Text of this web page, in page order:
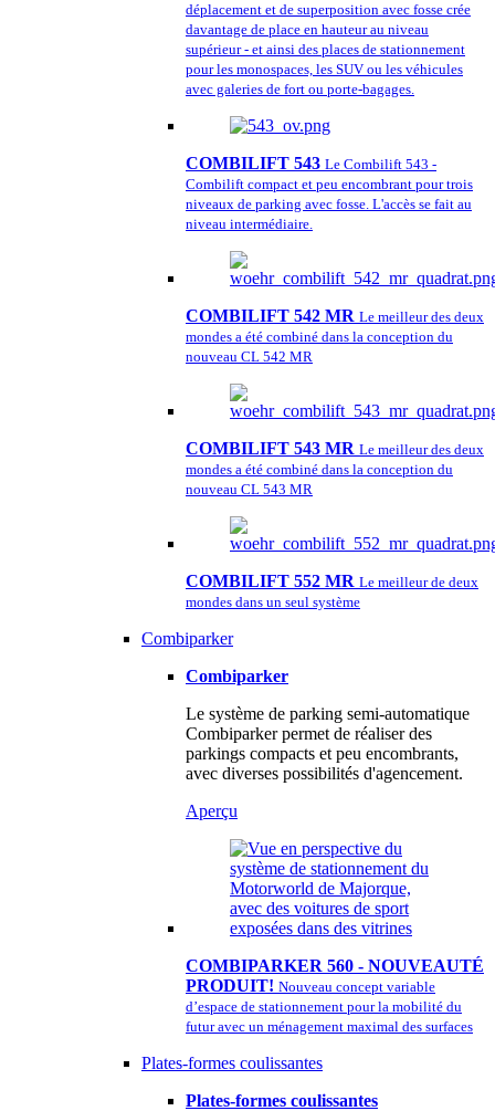
déplacement et de superposition avec fosse crée
davantage de place en hauteur au niveau
supérieur - et ainsi des places de stationnement
pour les monospaces, les SUV ou les véhicules
avec galeries de fort ou porte-bagages.
COMBILIFT 543 Le Combilift 543 -
Combilift compact et peu encombrant pour trois
niveaux de parking avec fosse. L'accès se fait au
niveau intermédiaire.
COMBILIFT 542 MR Le meilleur des deux
mondes a été combiné dans la conception du
nouveau CL 542 MR
COMBILIFT 543 MR Le meilleur des deux
mondes a été combiné dans la conception du
nouveau CL 543 MR
COMBILIFT 552 MR Le meilleur de deux
mondes dans un seul système
Combiparker
Combiparker
Le système de parking semi-automatique
Combiparker permet de réaliser des
parkings compacts et peu encombrants,
avec diverses possibilités d'agencement.
Aperçu
COMBIPARKER 560 - NOUVEAUTÉ
PRODUIT! Nouveau concept variable
d’espace de stationnement pour la mobilité du
futur avec un ménagement maximal des surfaces
Plates-formes coulissantes
Plates-formes coulissantes